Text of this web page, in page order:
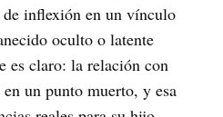
inflexión en un vínculo
oculto o latente
es claro: la relación con
un punto muerto, y esa